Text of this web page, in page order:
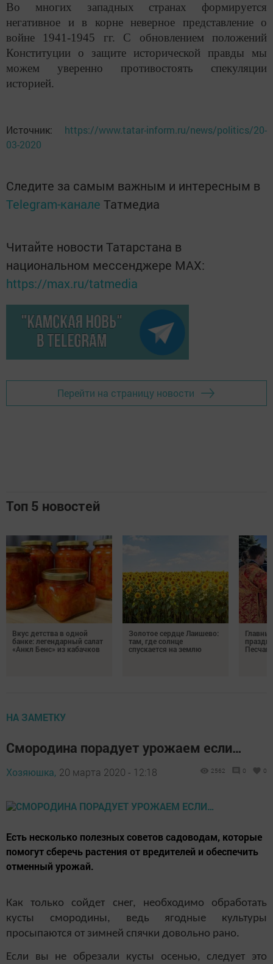
Во многих западных странах формируется
негативное и в корне неверное представление о
войне 1941-1945 гг. С обновлением положений
Конституции о защите исторической правды мы
можем уверенно противостоять спекуляции
историей.
Источник: https://www.tatar-inform.ru/news/politics/20-
03-2020
Следите за самым важным и интересным в
Telegram-канале Татмедиа
Читайте новости Татарстана в
национальном мессенджере MАХ:
https://max.ru/tatmedia
Перейти на страницу новости
Топ 5 новостей
Вкус детства в одной
банке: легендарный салат
«Анкл Бенс» из кабачков
Золотое сердце Лаишево:
там, где солнце
спускается на землю
НА ЗАМЕТКУ
Смородина порадует урожаем если…
Хозяюшка, 20 марта 2020 - 12:18 2562 0 0
Есть несколько полезных советов садоводам, которые
помогут сберечь растения от вредителей и обеспечить
отменный урожай.
Как только сойдет снег, необходимо обработать
кусты смородины, ведь ягодные культуры
просыпаются от зимней спячки довольно рано.
Если вы не обрезали кусты осенью, следует это